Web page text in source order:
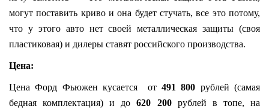
могут поставить криво и она будет стучать, все это потому,
что у этого авто нет своей металлическая защиты (своя
пластиковая) и дилеры ставят российского производства.
Цена:
Цена Форд Фьюжен кусается от491 800 рублей (самая
бедная комплектация) и до620 200 рублей в топе, на